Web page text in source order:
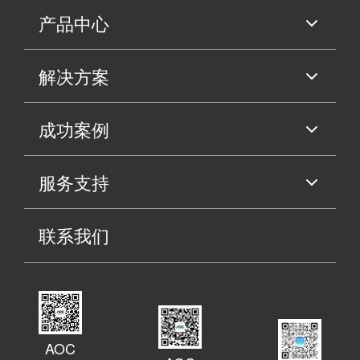
产品中心
解决方案
成功案例
服务支持
联系我们
AOC